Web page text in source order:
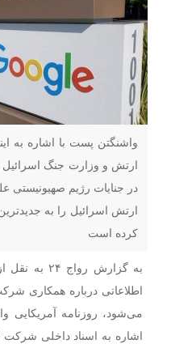
واشنگتن پست با اشاره به
ارتش و وزارت جنگ
در جنایات رژیم صهیونیستی
ارتش اسرائیل را به
کرده است
به گزارش رواج ۲۴ به نقل از –
اطلاعاتی درباره همکاری
می‌شود، روزنامه آمریکایی
اشاره به اسناد داخلی